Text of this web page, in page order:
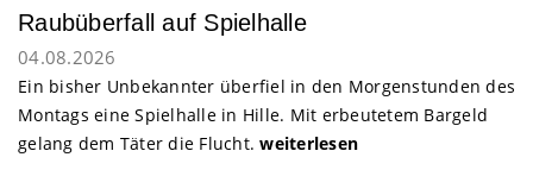
Raubüberfall auf Spielhalle
04.08.2026
Ein bisher Unbekannter überfiel in den Morgenstunden des
Montags eine Spielhalle in Hille. Mit erbeutetem Bargeld
gelang dem Täter die Flucht.weiterlesen